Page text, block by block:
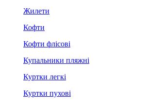
Жилети
Кофти
Кофти флісові
Купальники пляжні
Куртки легкі
Куртки пухові